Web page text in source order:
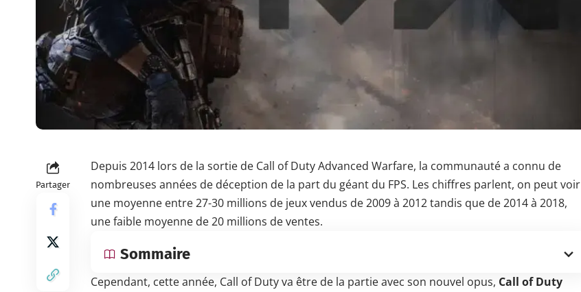
Partager
Depuis 2014 lors de la sortie de Call of Duty Advanced Warfare, la communauté a connu de
nombreuses années de déception de la part du géant du FPS. Les chiffres parlent, on peut voir
une moyenne entre 27-30 millions de jeux vendus de 2009 à 2012 tandis que de 2014 à 2018,
une faible moyenne de 20 millions de ventes.
Sommaire
Cependant, cette année, Call of Duty va être de la partie avec son nouvel opus, Call of Duty